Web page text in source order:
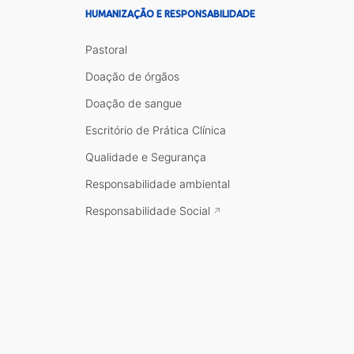
HUMANIZAÇÃO E RESPONSABILIDADE
Pastoral
Doação de órgãos
Doação de sangue
Escritório de Prática Clínica
Qualidade e Segurança
Responsabilidade ambiental
Responsabilidade Social